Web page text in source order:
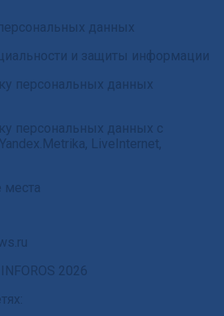
данных
и защиты информации
персональных данных
персональных данных с
LiveInternet,
места
INFOROS 2026